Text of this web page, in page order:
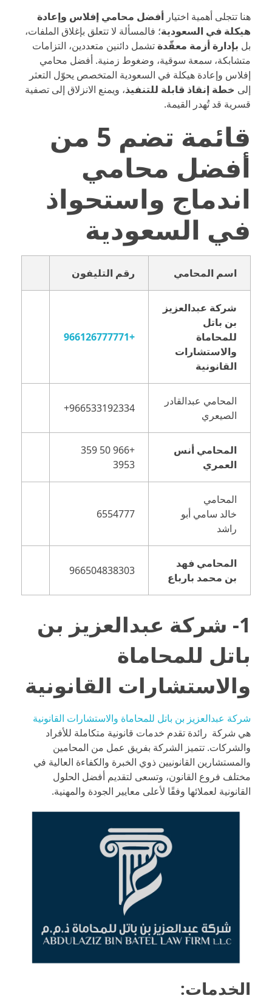
هنا تتجلى أهمية اختيار أفضل محامي إفلاس وإعادة
هيكلة في السعودية؛ فالمسألة لا تتعلق بإغلاق الملفات،
بل بإدارة أزمة معقّدةتشمل دائنين متعددين، التزامات
متشابكة، سمعة سوقية، وضغوط زمنية. أفضل محامي
إفلاس وإعادة هيكلة في السعودية المتخصص يحوّل التعثر
إلى خطة إنقاذ قابلة للتنفيذ، ويمنع الانزلاق إلى تصفية
قسرية قد تُهدر القيمة.
قائمة تضم 5 من
أفضل محامي
اندماج واستحواذ
في السعودية
اسم المحامي رقم التليفون
شركة عبدالعزيز
بن باتل
للمحاماة
والاستشارات
القانونية
+966126777771
المحامي عبدالقادر
الصيعري
⁦+966533192334⁩
المحامي أنس
العمري
+966 50 359
3953
المحامي
خالد سامي أبو
راشد
6554777
المحامي فهد
بن محمد بارباع
966504838303
1- شركة عبدالعزيز بن
باتل للمحاماة
والاستشارات القانونية
شركة عبدالعزيز بن باتل للمحاماة والاستشارات القانونية
هي شركة رائدة تقدم خدمات قانونية متكاملة للأفراد
والشركات. تتميز الشركة بفريق عمل من المحامين
والمستشارين القانونيين ذوي الخبرة والكفاءة العالية في
مختلف فروع القانون، وتسعى لتقديم أفضل الحلول
القانونية لعملائها وفقًا لأعلى معايير الجودة والمهنية.
الخدمات: